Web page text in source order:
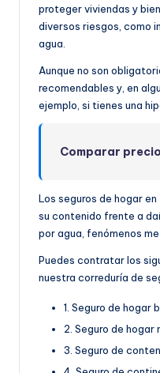
proteger viviendas y
diversos riesgos, como
agua.
Aunque no son
recomendables y, en
ejemplo, si tienes una
Comparar
Los seguros de hogar
su contenido frente a
por agua, fenómenos
Puedes contratar los
nuestra correduría de
1. Seguro de hogar
2. Seguro de hogar
3. Seguro de